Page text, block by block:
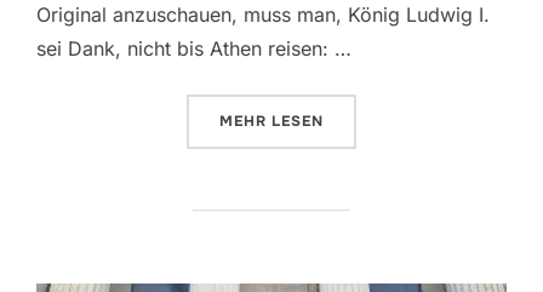
Original anzuschauen, muss man, König Ludwig I.
sei Dank, nicht bis Athen reisen: …
MEHR ÜBER „P-SEMINAR UND
LESEN